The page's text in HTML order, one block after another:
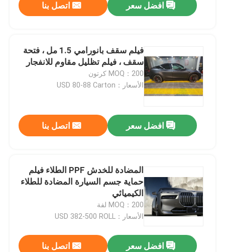
افضل سعر اتصل بنا
فيلم سقف بانورامي 1.5 مل ، فتحة
سقف ، فيلم تظليل مقاوم للانفجار
MOQ：200 كرتون
الأسعار：USD 80-88 Carton
افضل سعر اتصل بنا
المضادة للخدش PPF الطلاء فيلم
حماية جسم السيارة المضادة للطلاء
الكيميائي
MOQ：200 لفة
الأسعار：USD 382-500 ROLL
افضل سعر اتصل بنا